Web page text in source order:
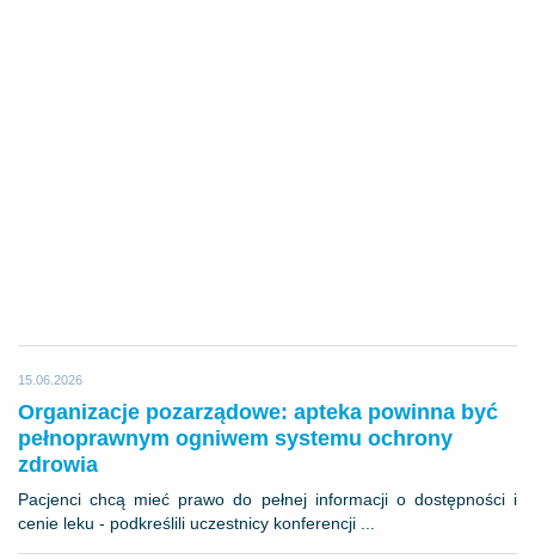
15.06.2026
Organizacje pozarządowe: apteka powinna być
pełnoprawnym ogniwem systemu ochrony
zdrowia
Pacjenci chcą mieć prawo do pełnej informacji o dostępności i
cenie leku - podkreślili uczestnicy konferencji ...